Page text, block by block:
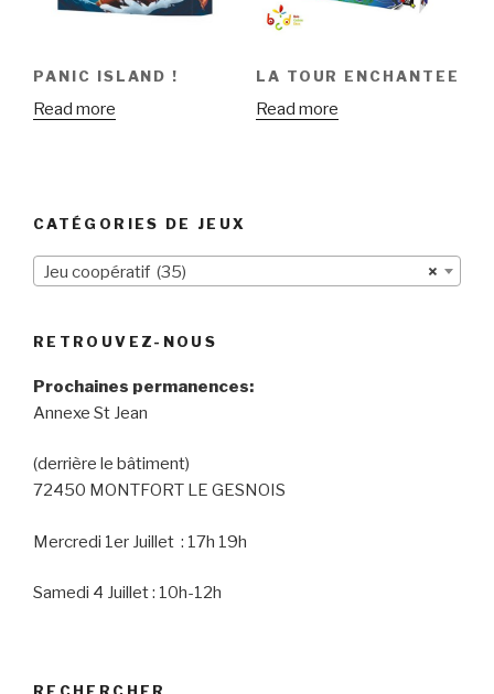
PANIC ISLAND !
Read more
LA TOUR ENCHANTEE
Read more
CATÉGORIES DE JEUX
×
Jeu coopératif (35)
RETROUVEZ-NOUS
Prochaines permanences:
Annexe St Jean
(derrière le bâtiment)
72450 MONTFORT LE GESNOIS
Mercredi 1er Juillet : 17h 19h
Samedi 4 Juillet : 10h-12h
RECHERCHER